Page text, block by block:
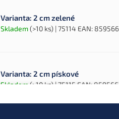
Varianta: 2 cm zelené
Skladem(>10 ks) | 75114 EAN:
Varianta: 2 cm pískové
Skladem (>10 ks) | 75115 EAN: